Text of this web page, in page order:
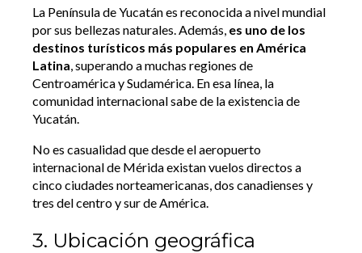
La Península de Yucatán es reconocida a nivel mundial
por sus bellezas naturales. Además, es uno de los
destinos turísticos más populares en América
Latina, superando a muchas regiones de
Centroamérica y Sudamérica. En esa línea, la
comunidad internacional sabe de la existencia de
Yucatán.
No es casualidad que desde el aeropuerto
internacional de Mérida existan vuelos directos a
cinco ciudades norteamericanas, dos canadienses y
tres del centro y sur de América.
3. Ubicación geográfica